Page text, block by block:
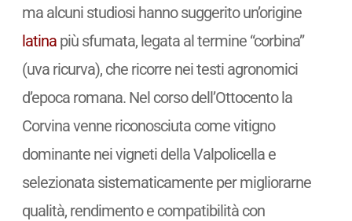
ma alcuni studiosi hanno suggerito un’origine
latinapiù sfumata, legata al termine “corbina”
(uva ricurva), che ricorre nei testi agronomici
d’epoca romana. Nel corso dell’Ottocento la
Corvina venne riconosciuta come vitigno
dominante nei vigneti della Valpolicella e
selezionata sistematicamente per migliorarne
qualità, rendimento e compatibilità con